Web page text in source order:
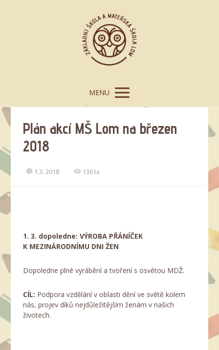
MENU
Plán akcí MŠ Lom na březen
2018
1.3. 2018 1361x
1. 3. dopoledne: VÝROBA PŘÁNÍČEK
K MEZINÁRODNÍMU DNI ŽEN
Dopoledne plné vyrábění a tvoření s osvětou MDŽ.
CÍL: Podpora vzdělání v oblasti dění ve světě kolem
nás, projev díků nejdůležitějším ženám v našich
životech.